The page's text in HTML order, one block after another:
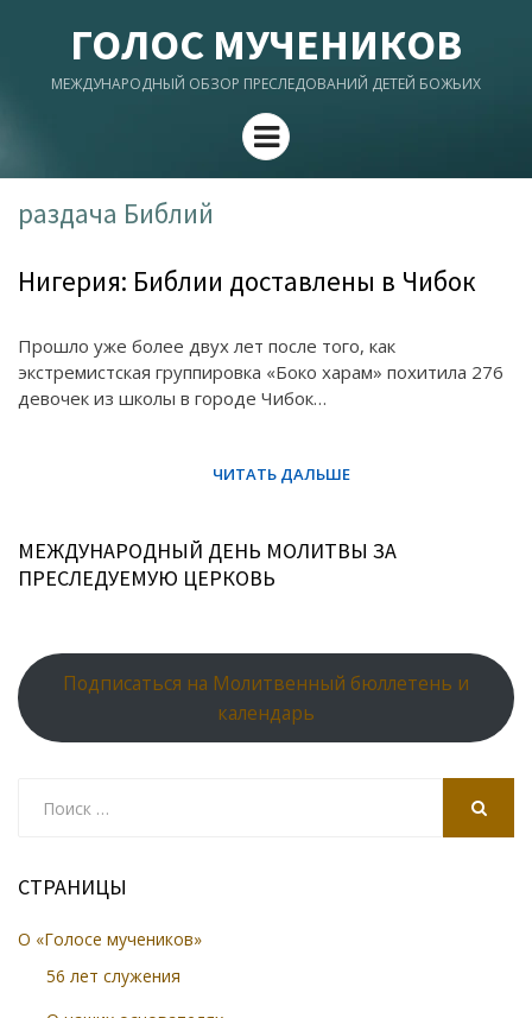
ГОЛОС МУЧЕНИКОВ
МЕЖДУНАРОДНЫЙ ОБЗОР ПРЕСЛЕДОВАНИЙ ДЕТЕЙ БОЖЬИХ
Menu
раздача Библий
Нигерия: Библии доставлены в Чибок
Прошло уже более двух лет после того, как
экстремистская группировка «Боко харам» похитила 276
девочек из школы в городе Чибок…
МЕЖДУНАРОДНЫЙ ДЕНЬ МОЛИТВЫ ЗА
ПРЕСЛЕДУЕМУЮ ЦЕРКОВЬ
Подписаться на Молитвенный бюллетень и
календарь
СТРАНИЦЫ
О «Голосе мучеников»
56 лет служения